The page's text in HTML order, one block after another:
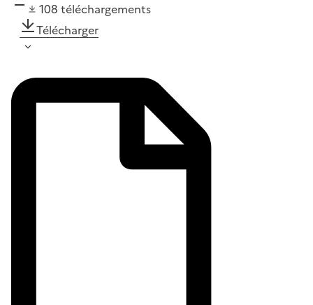
108 téléchargements
Télécharger